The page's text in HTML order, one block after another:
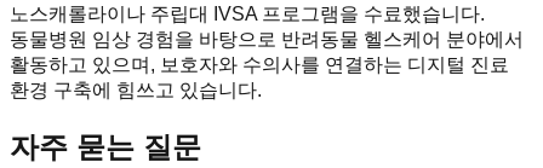
노스캐롤라이나 주립대 IVSA 프로그램을 수료했습니다.
동물병원 임상 경험을 바탕으로 반려동물 헬스케어 분야에서
활동하고 있으며, 보호자와 수의사를 연결하는 디지털 진료
환경 구축에 힘쓰고 있습니다.
자주 묻는 질문